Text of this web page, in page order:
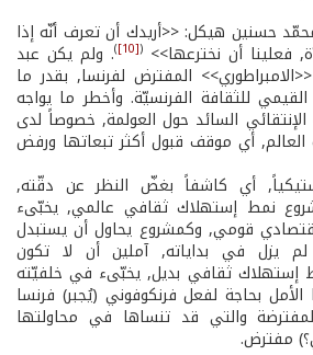
حسنين هيكل: <<أريدك أن تعرف أنّه إذا
فعلينا أن نخترعها>> (
[10]
). ولم يكن عبد
المفترض لفرنسا, بقدر ما
للثقافة الفرنسيّة. وأخطر ما يواجه
السائد حول العولمة, خصوصاً لدى
أي موقف قبول أكثر تبعاتها ورفض
أي كاشفاً بغضّ النظر عن دقّته,
نمط إستهلاك ثقافي عالمي, يخبّىء
قومي, وكمشروع يحاول أن يستبدل
يزل في بداياته, آملين أن لا تكون
إستهلاك ثقافي بديل, يخبّىء في خلفيّته
بحاجة لفعل فرنكوفوني (يُجبر) فرنسا
والتي قد تنساها في محاولتها
مفترض.